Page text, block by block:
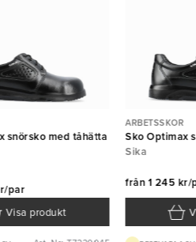
snörsko med tåhätta
par
Visa produkt
ARBETSSKOR
Sko Optimax
Sika
från1 245 kr/